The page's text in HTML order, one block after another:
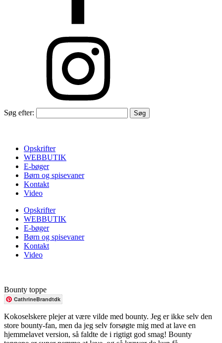
Søg efter:
Opskrifter
WEBBUTIK
E-bøger
Børn og spisevaner
Kontakt
Video
Opskrifter
WEBBUTIK
E-bøger
Børn og spisevaner
Kontakt
Video
Bounty toppe
CathrineBrandtdk
Kokoselskere plejer at være vilde med bounty. Jeg er ikke selv den
store bounty-fan, men da jeg selv forsøgte mig med at lave en
hjemmelavet version, så faldte de i rigtigt god smag! Bounty